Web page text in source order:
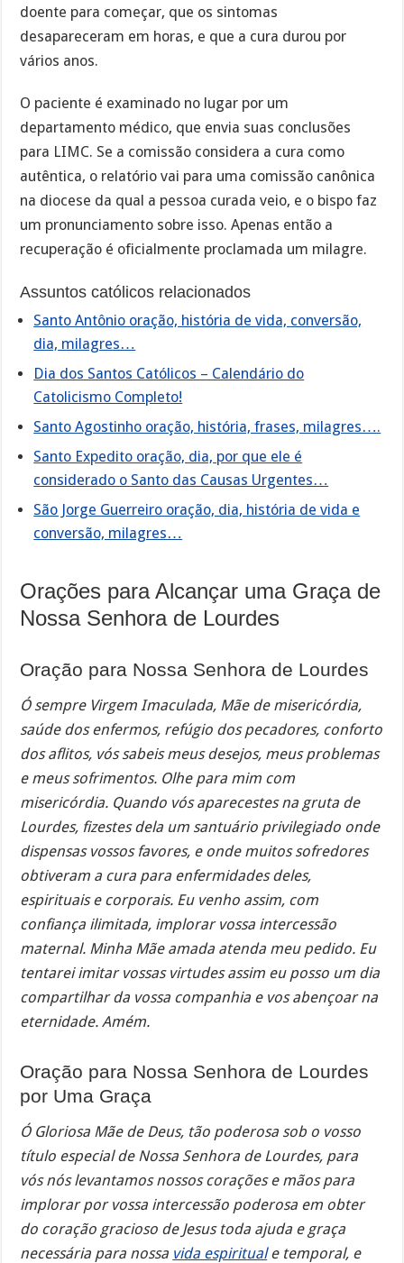
doente para começar, que os sintomas
desapareceram em horas, e que a cura durou por
vários anos.
O paciente é examinado no lugar por um
departamento médico, que envia suas conclusões
para LIMC. Se a comissão considera a cura como
autêntica, o relatório vai para uma comissão canônica
na diocese da qual a pessoa curada veio, e o bispo faz
um pronunciamento sobre isso. Apenas então a
recuperação é oficialmente proclamada um milagre.
Assuntos católicos relacionados
Santo Antônio oração, história de vida, conversão,
dia, milagres…
Dia dos Santos Católicos – Calendário do
Catolicismo Completo!
Santo Agostinho oração, história, frases, milagres….
Santo Expedito oração, dia, por que ele é
considerado o Santo das Causas Urgentes…
São Jorge Guerreiro oração, dia, história de vida e
conversão, milagres…
Orações para Alcançar uma Graça de
Nossa Senhora de Lourdes
Oração para Nossa Senhora de Lourdes
Ó sempre Virgem Imaculada, Mãe de misericórdia,
saúde dos enfermos, refúgio dos pecadores, conforto
dos aflitos, vós sabeis meus desejos, meus problemas
e meus sofrimentos. Olhe para mim com
misericórdia. Quando vós aparecestes na gruta de
Lourdes, fizestes dela um santuário privilegiado onde
dispensas vossos favores, e onde muitos sofredores
obtiveram a cura para enfermidades deles,
espirituais e corporais. Eu venho assim, com
confiança ilimitada, implorar vossa intercessão
maternal. Minha Mãe amada atenda meu pedido. Eu
tentarei imitar vossas virtudes assim eu posso um dia
compartilhar da vossa companhia e vos abençoar na
eternidade. Amém.
Oração para Nossa Senhora de Lourdes
por Uma Graça
Ó Gloriosa Mãe de Deus, tão poderosa sob o vosso
título especial de Nossa Senhora de Lourdes, para
vós nós levantamos nossos corações e mãos para
implorar por vossa intercessão poderosa em obter
do coração gracioso de Jesus toda ajuda e graça
necessária para nossa vida espirituale temporal, e